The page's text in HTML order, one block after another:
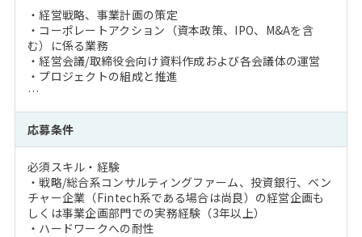
・経営戦略、事業計画の策定
・コーポレートアクション（資本政策、IPO、M&Aを含
む）に係る業務
・経営会議/取締役会向け資料作成および各会議体の運営
・プロジェクトの組成と推進
…
応募条件
必須スキル・経験
・戦略/総合系コンサルティングファーム、投資銀行、ベン
チャー企業（Fintech系である場合は尚良）の経営企画も
しくは事業企画部門での実務経験（3年以上）
・ハードワークへの耐性